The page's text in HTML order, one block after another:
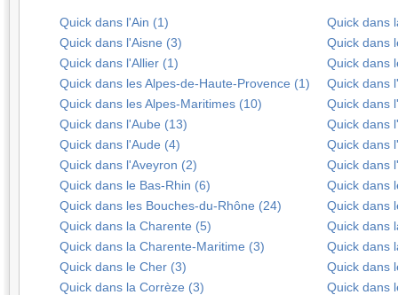
Quick dans l'Ain (1)
Quick dans l'Aisne (3)
Quick dans l'Allier (1)
Quick dans les Alpes-de-Haute-Provence (1)
Quick dans les Alpes-Maritimes (10)
Quick dans l'Aube (13)
Quick dans l'Aude (4)
Quick dans l'Aveyron (2)
Quick dans le Bas-Rhin (6)
Quick dans les Bouches-du-Rhône (24)
Quick dans la Charente (5)
Quick dans la Charente-Maritime (3)
Quick dans le Cher (3)
Quick dans la Corrèze (3)
Quick dans
Quick dans
Quick dans
Quick dans
Quick dans
Quick dans
Quick dans
Quick dans
Quick dans
Quick dans
Quick dans
Quick dans
Quick dans
Quick dans